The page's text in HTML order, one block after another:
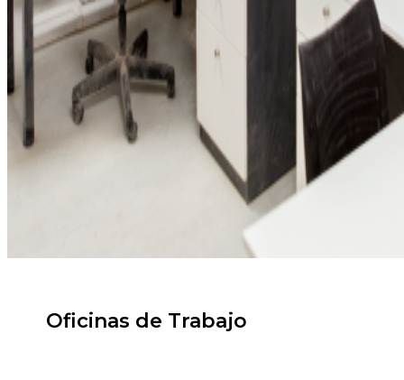
Oficinas de Trabajo